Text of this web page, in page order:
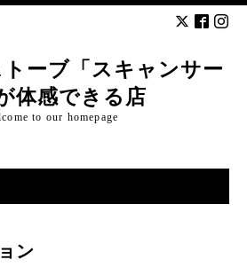
トーブ「スキャンサー
体感できる店
to our homepage
ン